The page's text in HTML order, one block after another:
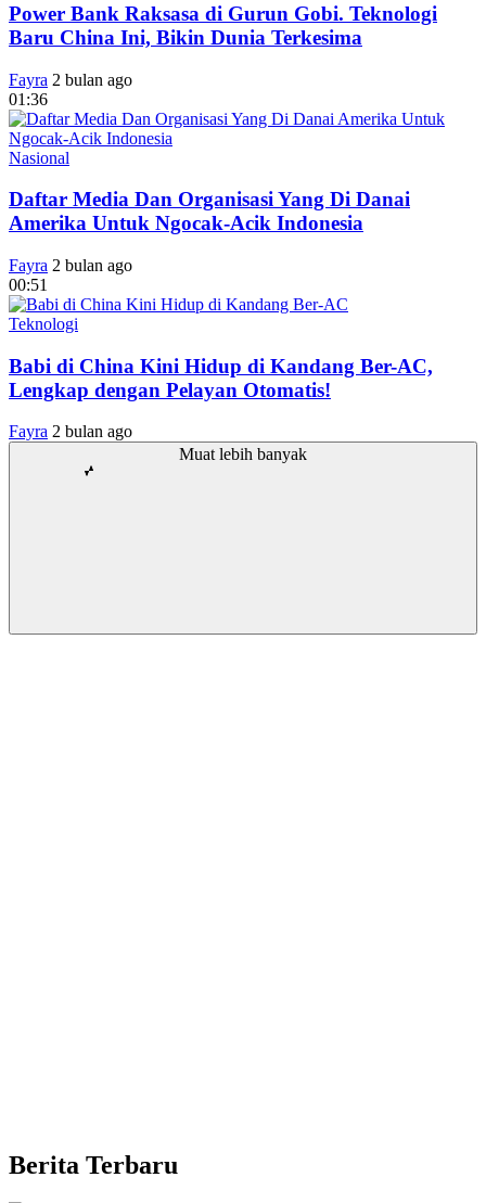
Power Bank Raksasa di Gurun Gobi. Teknologi
Baru China Ini, Bikin Dunia Terkesima
Fayra 2 bulan ago
01:36
Nasional
Daftar Media Dan Organisasi Yang Di Danai
Amerika Untuk Ngocak-Acik Indonesia
Fayra 2 bulan ago
00:51
Teknologi
Babi di China Kini Hidup di Kandang Ber-AC,
Lengkap dengan Pelayan Otomatis!
Fayra 2 bulan ago
Muat lebih banyak
Berita Terbaru